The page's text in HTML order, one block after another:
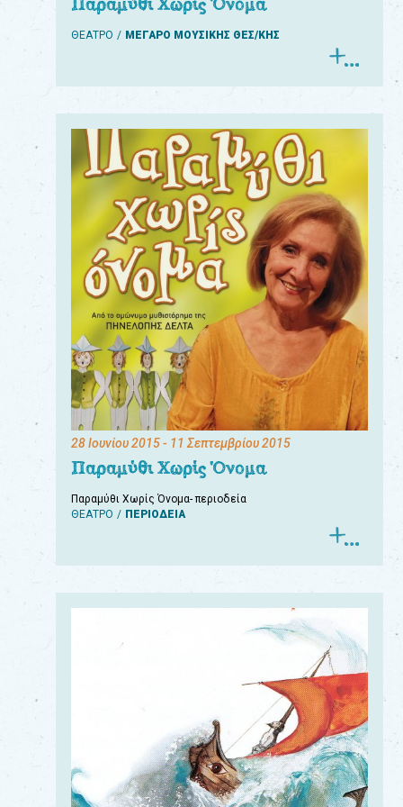
ΘΕΑΤΡΟ ΜΕΓΑΡΟ ΜΟΥΣΙΚΗΣ ΘΕΣ/ΚΗΣ
28 Ιουνίου 2015- 11 Σεπτεμβρίου 2015
Παραμύθι Χωρίς Όνομα
Παραμύθι Χωρίς Όνομα- περιοδεία
ΘΕΑΤΡΟ
ΠΕΡΙΟΔΕΙΑ